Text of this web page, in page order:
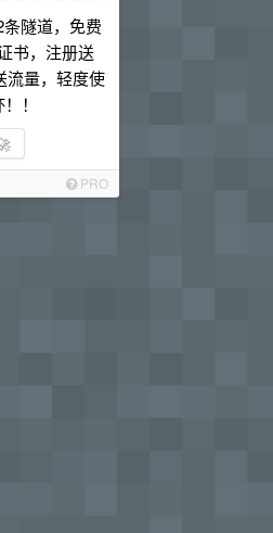
隧道，免费
书，注册送
流量，轻度使
！
PRO